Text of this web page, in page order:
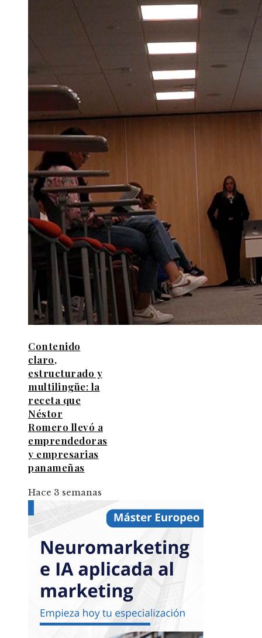
Contenido
claro,
estructurado y
multilingüe: la
receta que
Néstor
Romero llevó a
emprendedoras
y empresarias
panameñas
Hace 3 semanas